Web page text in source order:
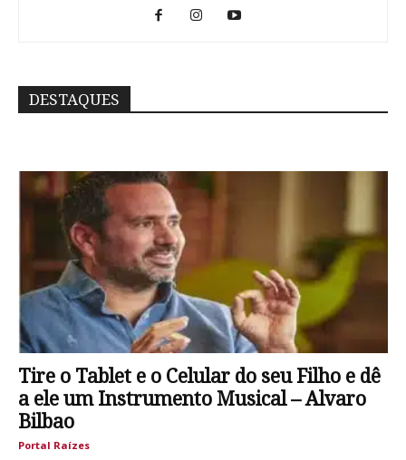
DESTAQUES
Tire o Tablet e o Celular do seu Filho e dê
a ele um Instrumento Musical – Alvaro
Bilbao
Portal Raízes